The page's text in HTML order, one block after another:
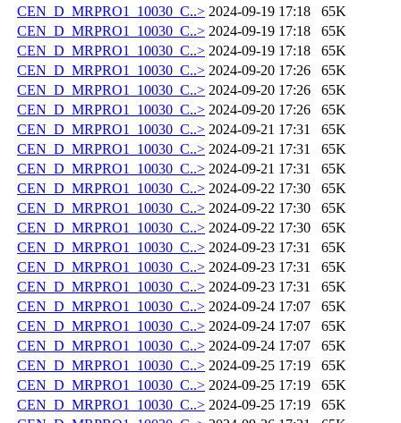
CEN_D_MRPRO1_10030_C..> 2024-09-19 17:18
65K
CEN_D_MRPRO1_10030_C..> 2024-09-19 17:18
65K
CEN_D_MRPRO1_10030_C..> 2024-09-19 17:18
65K
CEN_D_MRPRO1_10030_C..> 2024-09-20 17:26
65K
CEN_D_MRPRO1_10030_C..> 2024-09-20 17:26
65K
CEN_D_MRPRO1_10030_C..> 2024-09-20 17:26
65K
CEN_D_MRPRO1_10030_C..> 2024-09-21 17:31
65K
CEN_D_MRPRO1_10030_C..> 2024-09-21 17:31
65K
CEN_D_MRPRO1_10030_C..> 2024-09-21 17:31
65K
CEN_D_MRPRO1_10030_C..> 2024-09-22 17:30
65K
CEN_D_MRPRO1_10030_C..> 2024-09-22 17:30
65K
CEN_D_MRPRO1_10030_C..> 2024-09-22 17:30
65K
CEN_D_MRPRO1_10030_C..> 2024-09-23 17:31
65K
CEN_D_MRPRO1_10030_C..> 2024-09-23 17:31
65K
CEN_D_MRPRO1_10030_C..> 2024-09-23 17:31
65K
CEN_D_MRPRO1_10030_C..> 2024-09-24 17:07
65K
CEN_D_MRPRO1_10030_C..> 2024-09-24 17:07
65K
CEN_D_MRPRO1_10030_C..> 2024-09-24 17:07
65K
CEN_D_MRPRO1_10030_C..> 2024-09-25 17:19
65K
CEN_D_MRPRO1_10030_C..> 2024-09-25 17:19
65K
CEN_D_MRPRO1_10030_C..> 2024-09-25 17:19
65K